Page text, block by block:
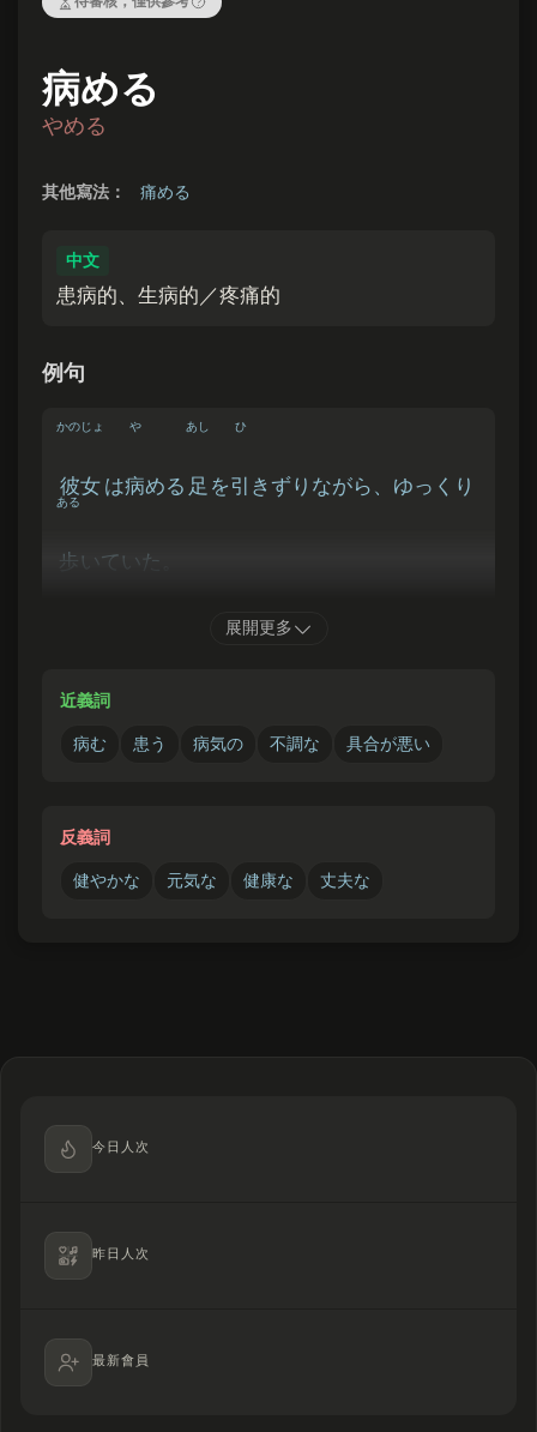
病める
やめる
其他寫法： 痛める
中文
患病的、生病的／疼痛的
例句
彼女
かのじょ
は病
や
める 足
あし
を引
ひ
きずりながら、ゆっくり
歩
ある
いていた。
要治癒受傷的心靈，需要時間。
展開更多
近義詞
病む 患う 病気の 不調な 具合が悪い
反義詞
健やかな 元気な 健康な 丈夫な
今日人次
昨日人次
最新會員